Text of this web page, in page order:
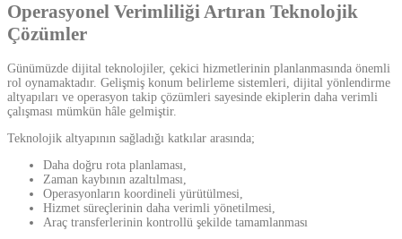
Operasyonel Verimliliği Artıran Teknolojik
Çözümler
Günümüzde dijital teknolojiler, çekici hizmetlerinin planlanmasında önemli
rol oynamaktadır. Gelişmiş konum belirleme sistemleri, dijital yönlendirme
altyapıları ve operasyon takip çözümleri sayesinde ekiplerin daha verimli
çalışması mümkün hâle gelmiştir.
Teknolojik altyapının sağladığı katkılar arasında;
Daha doğru rota planlaması,
Zaman kaybının azaltılması,
Operasyonların koordineli yürütülmesi,
Hizmet süreçlerinin daha verimli yönetilmesi,
Araç transferlerinin kontrollü şekilde tamamlanması